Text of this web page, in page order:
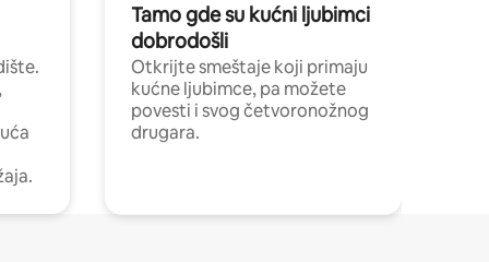
Tamo gde su kućni ljubimci
dobrodošli
Otkrijte smeštaje koji primaju
kućne ljubimce, pa možete
povesti i svog četvoronožnog
drugara.